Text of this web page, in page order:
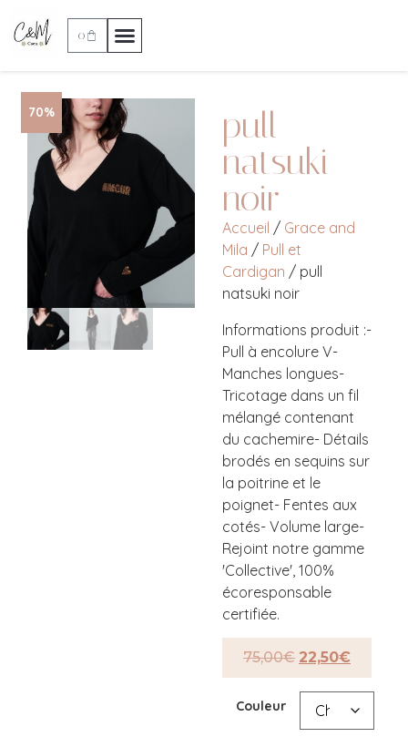
0
70%
pull
natsuki
noir
Accueil / Grace and
Mila / Pull et
Cardigan / pull
natsuki noir
Informations produit :-
Pull à encolure V-
Manches longues-
Tricotage dans un fil
mélangé contenant
du cachemire- Détails
brodés en sequins sur
la poitrine et le
poignet- Fentes aux
cotés- Volume large-
Rejoint notre gamme
'Collective', 100%
écoresponsable
certifiée.
75,00€ 22,50€
Couleur